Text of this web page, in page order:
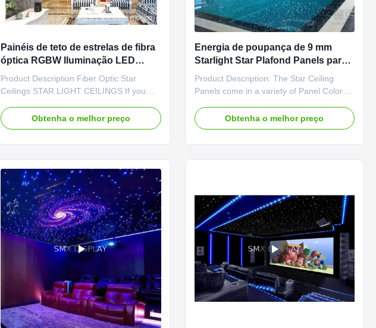
Painéis de teto de estrelas de fibra
óptica RGBW Iluminação LED
Painel de teto de estrelas com
controle remoto para cinema em
Product Description Fiber Optic Star
Ceilings STAR LIGHT CEILINGS If you
entertainment setup, star ceiling lights can
bring an incredible atmosphere to your
Obtenha o melhor preço
Energia de poupança de 9 mm
Starlight Star Plafond Panels para
temperatura de trabalho -25 55
U2103 0.5W Para piscina
Product Description: The Star Ceiling
Panels come in a variety of Panel Colors
Blue, Picture Printed, and White. This
makes it easy to find the perfect match for
Obtenha o melhor preço